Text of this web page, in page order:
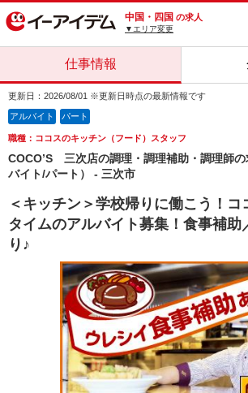
中国・四国 の求人
▼エリア変更
仕事情報
更新日：2026/08/01 ※更新日時点の最新情報です
アルバイト パート
職種：ココスのキッチン（フード）スタッフ
COCO’S 三次店の調理・調理補助・調理師
バイト/パート） - 三次市
＜キッチン＞学校帰りに働こう！コ
タイムのアルバイト募集！食事補助
り♪